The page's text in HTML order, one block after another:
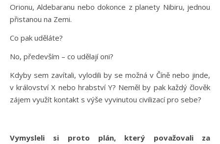
Orionu, Aldebaranu nebo dokonce z planety Nibiru, jednou
přistanou na Zemi.
Co pak uděláte?
No, především – co udělají oni?
Kdyby sem zavítali, vylodili by se možná v Číně nebo jinde,
v království X nebo hrabství Y? Neměl by pak každý člověk
zájem využít kontakt s výše vyvinutou civilizací pro sebe?
Vymysleli si proto plán, který považovali za